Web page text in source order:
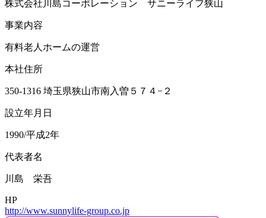
株式会社川島コーポレーション サニーライフ狭山
事業内容
有料老人ホームの運営
本社住所
350-1316 埼玉県狭山市南入曽５７４−２
設立年月日
1990/平成2年
代表者名
川島 栄吾
HP
http://www.sunnylife-group.co.jp